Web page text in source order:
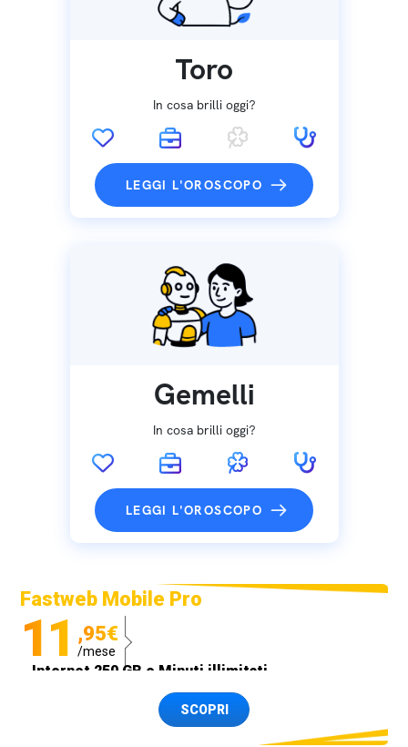
Toro
In cosa brilli oggi?
LEGGI L'OROSCOPO
Gemelli
In cosa brilli oggi?
LEGGI L'OROSCOPO
Fastweb Mobile Pro
11 ,95€
/mese
Internet 250 GB e Minuti illimitati
Spedizione SIM GRATISSCOPRI